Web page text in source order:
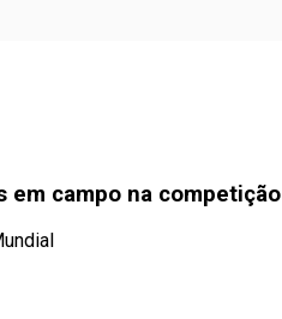
em campo na competição